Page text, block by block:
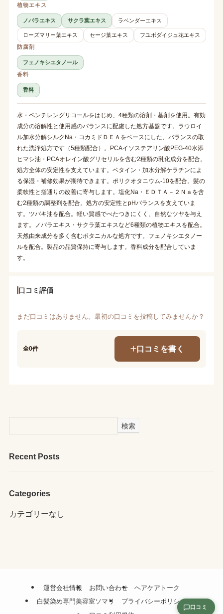
植物エキス
ノバラエキス サクラ葉エキス ラベンダーエキス
ローズマリー葉エキス セージ葉エキス
フユボダイジュ花エキス
防腐剤
フェノキシエタノール
香料
香料
水・ペンチレングリコールをはじめ、4種類の溶剤・基剤を使用。有効
成分の溶解性と使用感のバランスに配慮した処方基盤です。ラウロイ
ル加水分解シルクNa・コカミドＤＥＡをベースにした、バランスの取
れた洗浄処方です（5種類配合）。PCAイソステアリン酸PEG-40水添
ヒマシ油・PCAオレイン酸グリセリルを含む2種類の乳化成分を配合。
処方全体の安定性を支えています。ベタイン・加水分解ケラチンによ
る保湿・補修効果が期待できます。ポリクオタニウム-10を配合。髪の
柔軟性と指通りの改善に寄与します。塩化Na・ＥＤＴＡ－２Ｎａを含
む2種類の調整剤を配合。処方の安定性とpHバランスを支えていま
す。ツバキ油を配合。軽い質感でべたつきにくく、自然なツヤを与え
ます。ノバラエキス・サクラ葉エキスなど6種類の植物エキスを配合。
天然由来成分を多く含むボタニカルな処方です。フェノキシエタノー
ルを配合。製品の品質保持に寄与します。香料成分を配合していま
す。
口コミ評価
まだ口コミはありません。最初の口コミを投稿してみませんか？
全0件 口コミを書く
検索
Recent Posts
Categories
カテゴリーなし
運営会社情報 お問い合わせ
ヘアケアトーク
白髪染め専門美容室ソマリ
プライバシーポリシー
口コミ